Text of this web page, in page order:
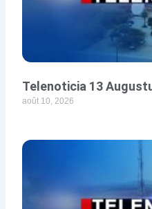
Telenoticia 13
août 10, 2026